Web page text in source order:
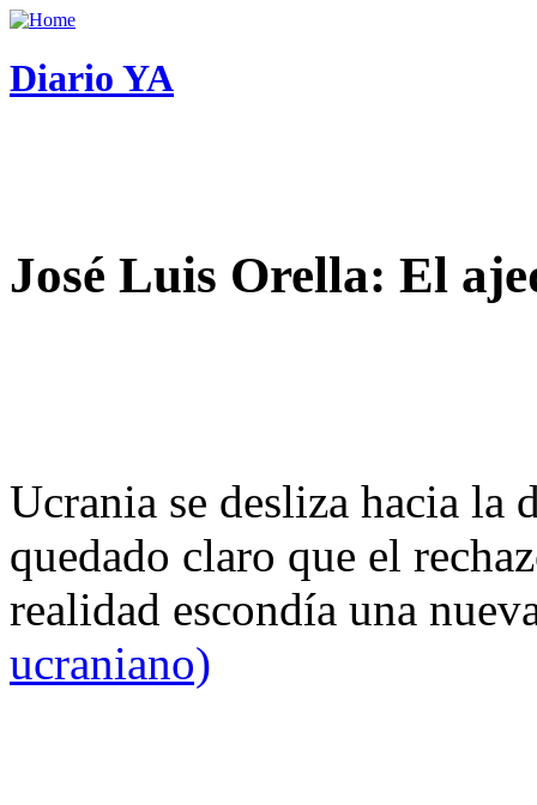
Diario YA
José Luis Orella: El
Ucrania se desliza hacia
quedado claro que el
realidad escondía una
ucraniano)